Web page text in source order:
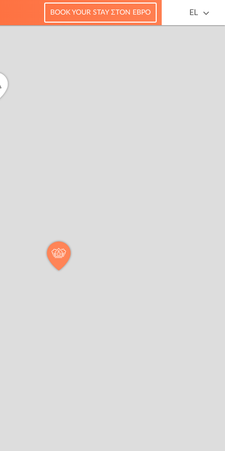
EL
BOOK YOUR STAY ΣΤΟΝ ΈΒΡΟ